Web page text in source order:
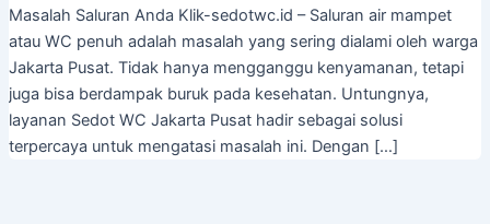
Masalah Saluran Anda Klik-sedotwc.id – Saluran air mampet
atau WC penuh adalah masalah yang sering dialami oleh warga
Jakarta Pusat. Tidak hanya mengganggu kenyamanan, tetapi
juga bisa berdampak buruk pada kesehatan. Untungnya,
layanan Sedot WC Jakarta Pusat hadir sebagai solusi
terpercaya untuk mengatasi masalah ini. Dengan […]